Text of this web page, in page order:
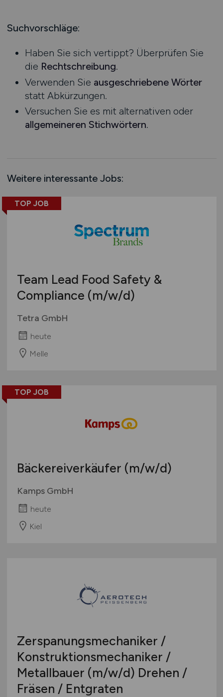
Kaffee / Tee
Konstruktion
Landwirtschaft / Agrar
Logistik / Materialwirtschaft
Management / Leitung
Marketing / PR / Werbung
Medizin
Non-Food
Öffentlicher Dienst / Verwaltung
Organisation / Verwaltung / Büro
Produktion / Herstellung
Qualitätssicherung
Spirituosen / Wein / Sekt / Bier
Süßwaren
Technik
Tiefkühlkost
Verkauf
Ausbildung / Studium
Praktikum
Mecklenburg-Vorpommern
Nordrhein-Westfalen
Rheinland-Pfalz
Saarland
Sachsen
Sachsen-Anhalt
Schleswig-Holstein
Schweiz
Europa
International
Suchvorschläge:
Haben Sie sich vertippt? Überprüfen Sie
die Rechtschreibung.
Verwenden Sie ausgeschriebene Wörter
statt Abkürzungen.
Versuchen Sie es mit alternativen oder
allgemeineren Stichwörtern.
Weitere interessante Jobs:
TOP JOB
Team Lead Food Safety &
Compliance (m/w/d)
Tetra GmbH
heute
Melle
TOP JOB
Bäckereiverkäufer (m/w/d)
Kamps GmbH
heute
Kiel
Zerspanungsmechaniker /
Konstruktionsmechaniker /
Metallbauer (m/w/d) Drehen /
Fräsen / Entgraten